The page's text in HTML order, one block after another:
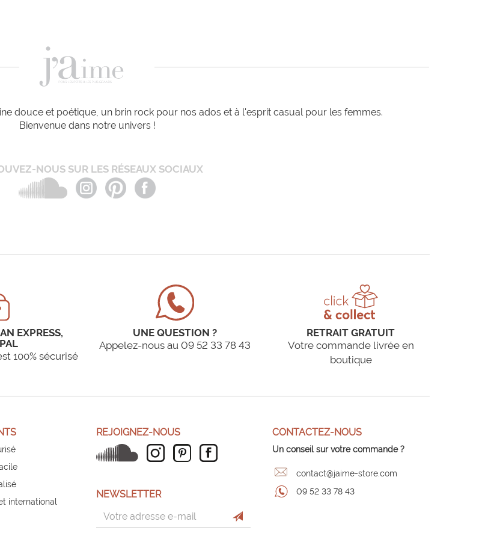
douce et poétique, un brin rock pour nos ados et à l'esprit casual pour les femmes.
Bienvenue dans notre univers !
NOUS SUR LES RÉSEAUX SOCIAUX
EXPRESS,
100% sécurisé
UNE QUESTION ?
Appelez-nous au 09 52 33 78 43
RETRAIT GRATUIT
Votre commande livrée en
boutique
international
REJOIGNEZ-NOUS
NEWSLETTER
CONTACTEZ-NOUS
Un conseil sur votre commande ?
contact@jaime-store.com
09 52 33 78 43